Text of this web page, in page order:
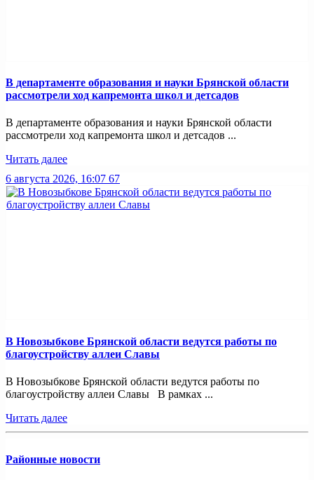
В департаменте образования и науки Брянской области
рассмотрели ход капремонта школ и детсадов
В департаменте образования и науки Брянской области
рассмотрели ход капремонта школ и детсадов ...
Читать далее
6 августа 2026, 16:07 67
В Новозыбкове Брянской области ведутся работы по
благоустройству аллеи Славы
В Новозыбкове Брянской области ведутся работы по
благоустройству аллеи Славы В рамках ...
Читать далее
Районные новости